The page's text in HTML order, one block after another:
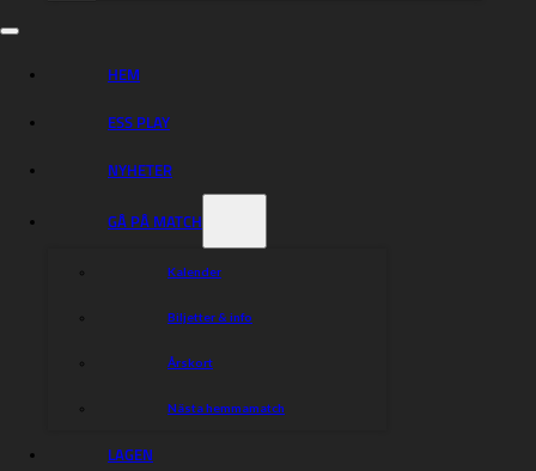
HEM
ESS PLAY
NYHETER
GÅ PÅ MATCH
Kalender
Biljetter & info
Årskort
Nästa hemmamatch
LAGEN
Dela nyheten: